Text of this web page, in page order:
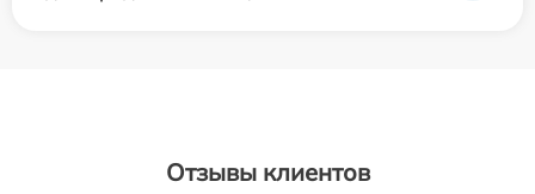
Отзывы клиентов